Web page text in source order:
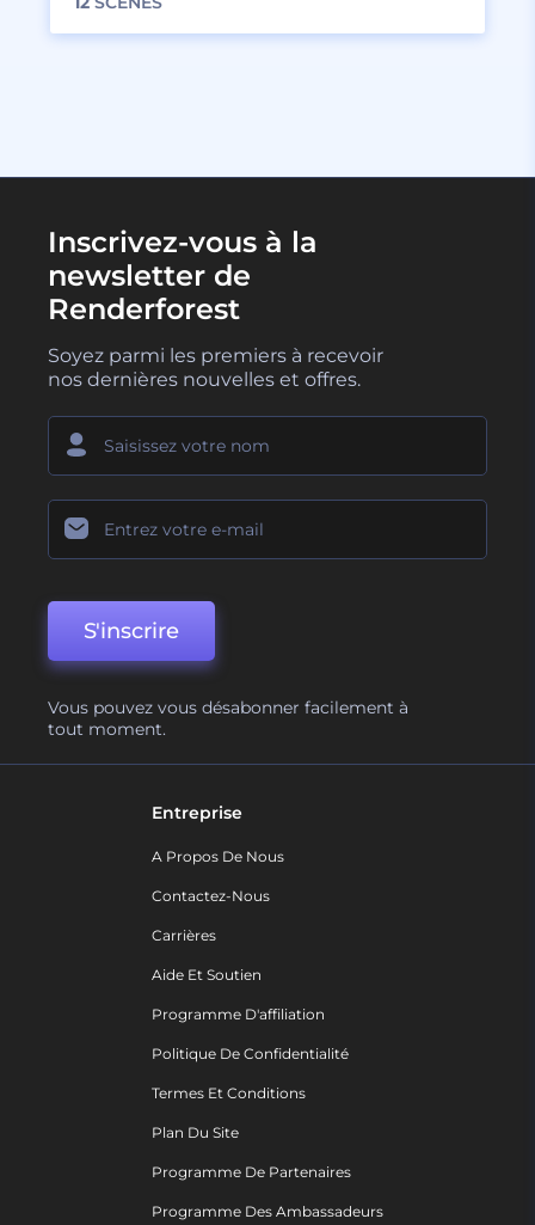
Inscrivez-vous à la
newsletter de
Renderforest
Soyez parmi les premiers à recevoir
nos dernières nouvelles et offres.
S'inscrire
Vous pouvez vous désabonner facilement à
tout moment.
Entreprise
A Propos De Nous
Contactez-Nous
Carrières
Aide Et Soutien
Programme D'affiliation
Politique De Confidentialité
Termes Et Conditions
Plan Du Site
Programme De Partenaires
Programme Des Ambassadeurs